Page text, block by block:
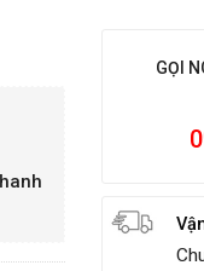
GỌI